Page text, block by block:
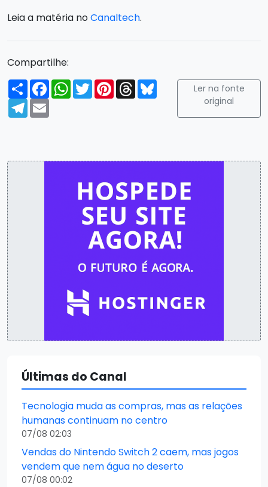
Leia a matéria noCanaltech.
Compartilhe:
Compartilhar
FacebookWhatsApp
TwitterPinterest
ThreadsBluesky
Telegram
Email
Ler na fonte
original
Últimas do Canal
Tecnologia muda as compras, mas as relações
humanas continuam no centro
07/08 02:03
Vendas do Nintendo Switch 2 caem, mas jogos
vendem que nem água no deserto
07/08 00:02